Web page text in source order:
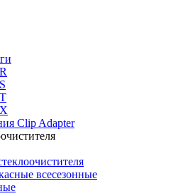
Clip Adapter
всесезонные